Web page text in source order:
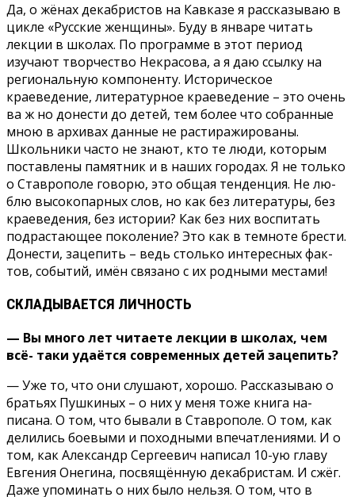
Да, о жёнах декабристов на Кавказе я рассказываю в
цикле «Русские женщи­ны». Буду в январе чи­тать
лекции в школах. По программе в этот период
изучают творчество Не­красова, а я даю ссылку на
региональную компоненту. Историческое
краеведение, литературное краеведение – это очень
ва ж но до­нести до детей, тем более что собранные
мною в архивах данные не расти­ражированы.
Школьники часто не знают, кто те люди, которым
поставле­ны памятник и в наших городах. Я не только
о Ставрополе говорю, это общая тенденция. Не лю­
блю высокопарных слов, но как без литературы, без
краеведения, без истории? Как без них воспитать
подрастающее поколение? Это как в темноте брести.
Донести, зацепить – ведь столько интересных фак­
тов, событий, имён связано с их родными местами!
СКЛАДЫВАЕТСЯ ЛИЧНОСТЬ
— Вы много лет читаете лекции в школах, чем
всё- таки удаётся современных детей зацепить?
— Уже то, что они слу­шают, хорошо. Рассказываю о
братьях Пушкиных – о них у меня тоже книга на­
писана. О том, что быва­ли в Ставрополе. О том, как
делились боевыми и походными впечатлениями. И о
том, как Александр Сергеевич написал 10-ую главу
Евгения Онегина, по­свящённую декабристам. И сжёг.
Даже упоминать о них было нельзя. О том, что в